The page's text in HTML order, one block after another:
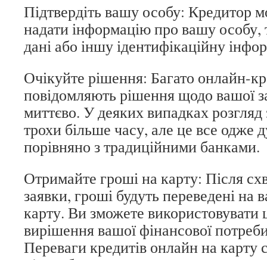
Підтвердіть вашу особу: Кредитор
надати інформацію про вашу особу,
дані або іншу ідентифікаційну
Очікуйте рішення: Багато онлайн-
повідомляють рішення щодо вашої
миттєво. У деяких випадках
трохи більше часу, але це все одже
порівняно з традиційними банками.
Отримайте гроші на карту: Після
заявки, гроші будуть переведені на
карту. Ви зможете використовувати
вирішення вашої фінансової
Переваги кредитів онлайн на карту